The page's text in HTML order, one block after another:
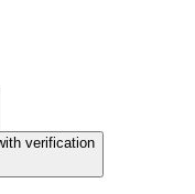
verification